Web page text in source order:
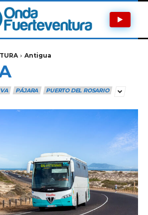
Antigua
PÁJARA PUERTO DEL ROSARIO